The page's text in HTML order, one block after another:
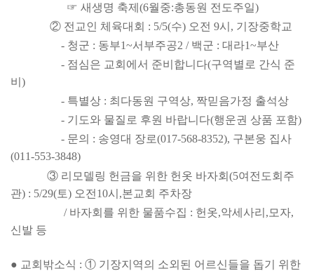
☞ 새생명 축제 (6월중:총동원 전도주일)
② 전교인 체육대회 : 5/5(수) 오전 9시, 기장중학교
- 청군 : 동부1~서부주공2 / 백군 : 대라1~부산
- 점심은 교회에서 준비합니다(구역별로 간식 준
비)
- 특별상 : 최다동원 구역상, 짝믿음가정 출석상
- 기도와 물질로 후원 바랍니다(행운권 상품 포함)
- 문의 : 송영대 장로(017-568-8352), 구본웅 집사
(011-553-3848)
③ 리모델링 헌금을 위한 헌옷 바자회(5여전도회 주
관) : 5/29(토) 오전 10시,본교회 주차장
/ 바자회를 위한 물품수집 : 헌옷,악세사리, 모자,
신발 등
● 교회밖소식 : ① 기장지역의 소외된 어르신들을 돕기 위한